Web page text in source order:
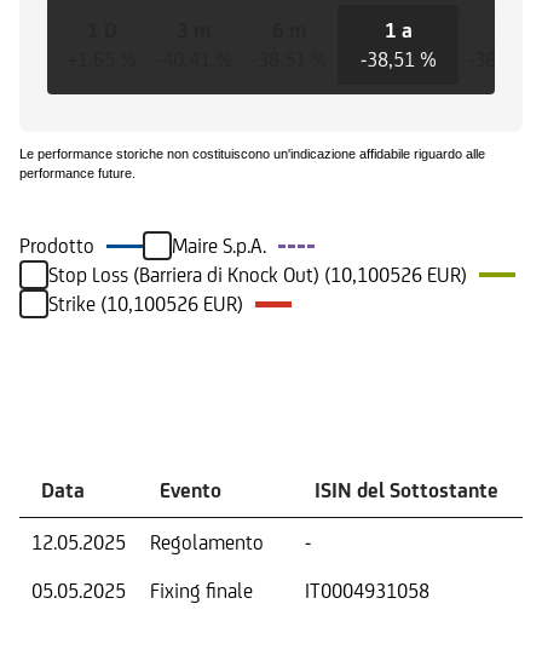
1 a
-38,51 %
Le performance storiche non costituiscono un'indicazione affidabile riguardo alle
performance future.
Prodotto
Maire S.p.A.
Stop Loss (Barriera di Knock Out) (10,100526 EUR)
Strike (10,100526 EUR)
Data Evento ISIN del Sottostante
12.05.2025 Regolamento -
05.05.2025
Fixing finale IT0004931058